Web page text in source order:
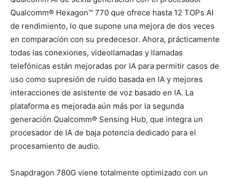
Qualcomm® Hexagon™ 770 que ofrece hasta 12 TOPs AI
de rendimiento, lo que supone una mejora de dos veces
en comparación con su predecesor. Ahora, prácticamente
todas las conexiones, videollamadas y llamadas
telefónicas están mejoradas por IA para permitir casos de
uso como supresión de ruido basada en IA y mejores
interacciones de asistente de voz basado en IA. La
plataforma es mejorada aún más por la segunda
generación Qualcomm® Sensing Hub, que integra un
procesador de IA de baja potencia dedicado para el
procesamiento de audio.
Snapdragon 780G viene totalmente optimizado con un